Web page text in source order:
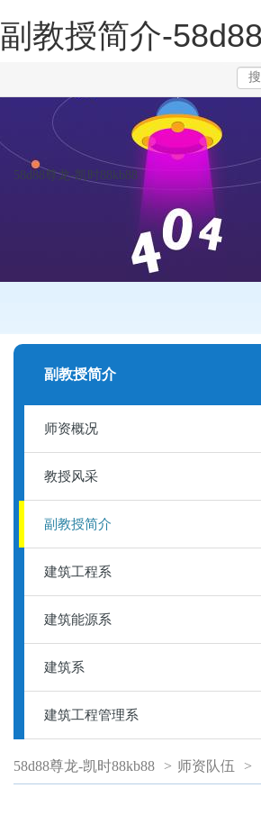
副教授简介-
58d88尊龙-凯时88kb88
副教授简介
师资概况
教授风采
副教授简介
建筑工程系
建筑能源系
建筑系
建筑工程管理系
58d88尊龙-凯时88kb88 > 师资队伍 >